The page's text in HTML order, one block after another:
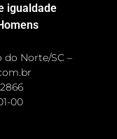
do Norte/SC –
00
igualdade